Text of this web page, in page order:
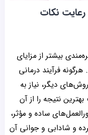
نکات
بیشتر از مزایای
فرآیند درمانی
دیگر، نیاز به
نتیجه را از آن
ساده و مؤثر،
و شادابی و جوانی آن